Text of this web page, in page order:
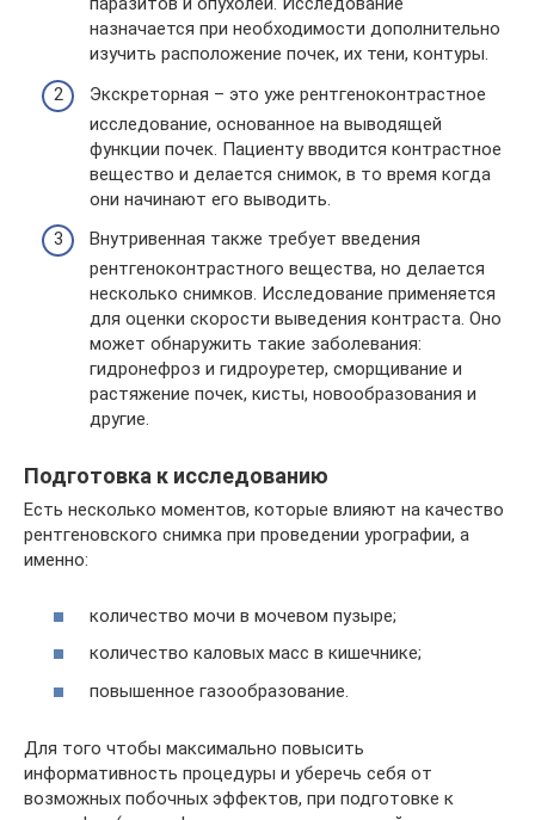
назначается при необходимости дополнительно
изучить расположение почек, их тени, контуры.
Экскреторная – это уже рентгеноконтрастное
исследование, основанное на выводящей
функции почек. Пациенту вводится контрастное
вещество и делается снимок, в то время когда
они начинают его выводить.
Внутривенная также требует введения
рентгеноконтрастного вещества, но делается
несколько снимков. Исследование применяется
для оценки скорости выведения контраста. Оно
может обнаружить такие заболевания:
гидронефроз и гидроуретер, сморщивание и
растяжение почек, кисты, новообразования и
другие.
Подготовка к исследованию
Есть несколько моментов, которые влияют на качество
рентгеновского снимка при проведении урографии, а
именно:
количество мочи в мочевом пузыре;
количество каловых масс в кишечнике;
повышенное газообразование.
Для того чтобы максимально повысить
информативность процедуры и уберечь себя от
возможных побочных эффектов, при подготовке к